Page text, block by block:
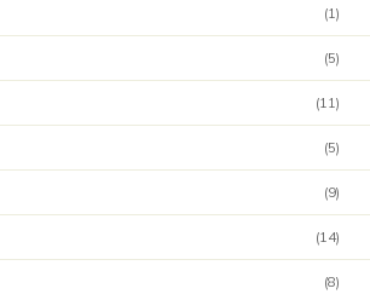
(1)
(5)
(11)
(5)
(9)
(14)
(8)